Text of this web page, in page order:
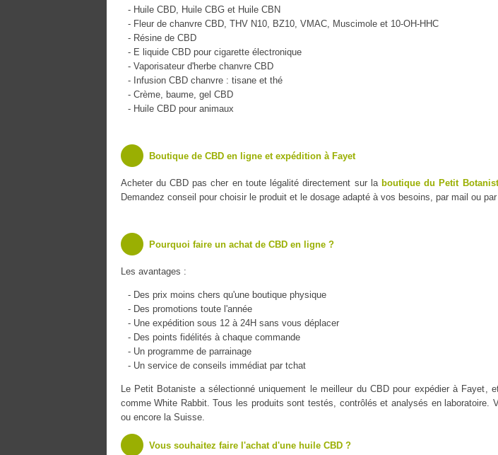
- Huile CBD, Huile CBG et Huile CBN
- Fleur de chanvre CBD, THV N10, BZ10, VMAC, Muscimole et 10-OH-HHC
- Résine de CBD
- E liquide CBD pour cigarette électronique
- Vaporisateur d'herbe chanvre CBD
- Infusion CBD chanvre : tisane et thé
- Crème, baume, gel CBD
- Huile CBD pour animaux
Boutique de CBD en ligne et expédition à Fayet
Acheter du CBD pas cher en toute légalité directement sur la boutique du Petit
Demandez conseil pour choisir le produit et le dosage adapté à vos besoins, par mail ou
Pourquoi faire un achat de CBD en ligne ?
Les avantages :
- Des prix moins chers qu'une boutique physique
- Des promotions toute l'année
- Une expédition sous 12 à 24H sans vous déplacer
- Des points fidélités à chaque commande
- Un programme de parrainage
- Un service de conseils immédiat par tchat
Le Petit Botaniste a sélectionné uniquement le meilleur du CBD pour expédier à
comme White Rabbit. Tous les produits sont testés, contrôlés et analysés en
ou encore la Suisse.
Vous souhaitez faire l'achat d'une huile CBD ?